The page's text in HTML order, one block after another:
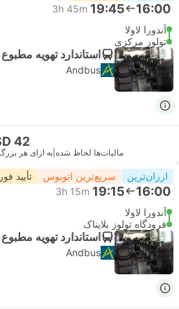
16:00
19:45
3h 45m
آندورا لاولا
تولوز مرکزی
استاندارد تهویه
Andbus
42
مالیات‌ها لحاظ شده به ازای هر
ارزان‌ترین سریع‌ترین اتوبوس تأیید
16:00
19:15
3h 15m
آندورا لاولا
فرودگاه تولوز بلایناک
استاندارد تهویه
Andbus